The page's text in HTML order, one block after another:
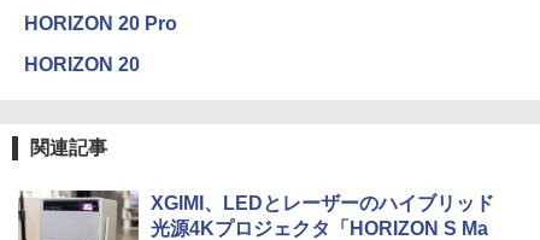
HORIZON 20 Pro
HORIZON 20
関連記事
XGIMI、LEDとレーザーのハイブリッド
光源4Kプロジェクタ「HORIZON S Ma